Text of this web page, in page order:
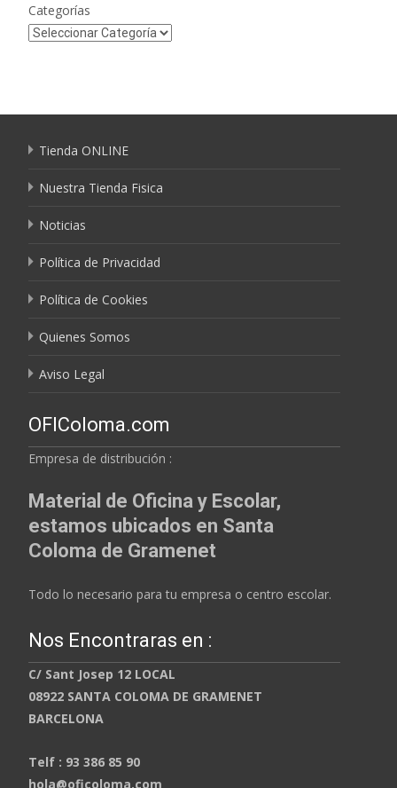
Categorías
Tienda ONLINE
Nuestra Tienda Fisica
Noticias
Política de Privacidad
Política de Cookies
Quienes Somos
Aviso Legal
OFIColoma.com
Empresa de distribución :
Material de Oficina y Escolar,
estamos ubicados en Santa
Coloma de Gramenet
Todo lo necesario para tu empresa o centro escolar.
Nos Encontraras en :
C/ Sant Josep 12 LOCAL
08922 SANTA COLOMA DE GRAMENET
BARCELONA
Telf : 93 386 85 90
hola@oficoloma.com